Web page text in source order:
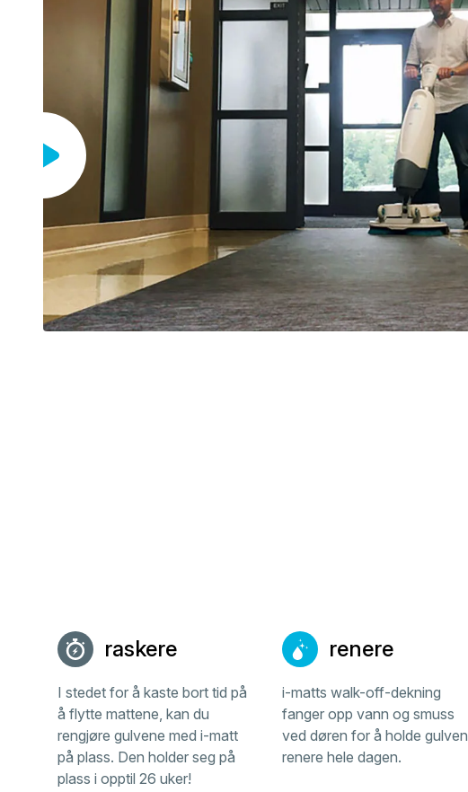
raskere
I stedet for å kaste bort tid på
å flytte mattene, kan du
rengjøre gulvene med i-matt
på plass. Den holder seg på
plass i opptil 26 uker!
renere
i-matts walk-off-dekning
fanger opp vann og smuss
ved døren for å holde
renere hele dagen.